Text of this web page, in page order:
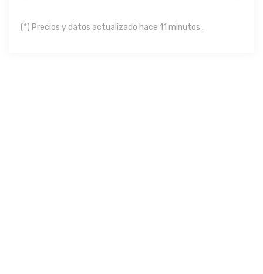
(*) Precios y datos actualizado hace 11 minutos .